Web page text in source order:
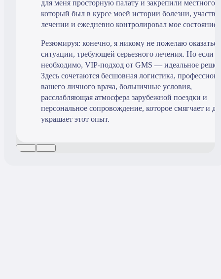
для меня просторную палату и закрепили местного
который был в курсе моей истории болезни,
лечении и ежедневно контролировал мое состояние.
Резюмируя: конечно, я никому не пожелаю
ситуации, требующей серьезного лечения. Но если
необходимо, VIP-подход от GMS — идеальное
Здесь сочетаются бесшовная логистика,
вашего личного врача, больничные условия,
расслабляющая атмосфера зарубежной поездки и
персональное сопровождение, которое смягчает и
украшает этот опыт.